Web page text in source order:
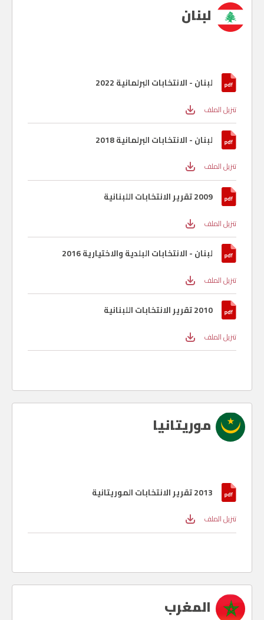
لبنان
لبنان - الانتخابات البرلمانية 2022
تنزيل الملف
لبنان - الانتخابات البرلمانية 2018
تنزيل الملف
2009 تقرير الانتخابات اللبنانية
تنزيل الملف
لبنان - الانتخابات البلدية والاختيارية 2016
تنزيل الملف
2010 تقرير الانتخابات اللبنانية
تنزيل الملف
موريتانيا
2013 تقرير الانتخابات الموريتانية
تنزيل الملف
المغرب